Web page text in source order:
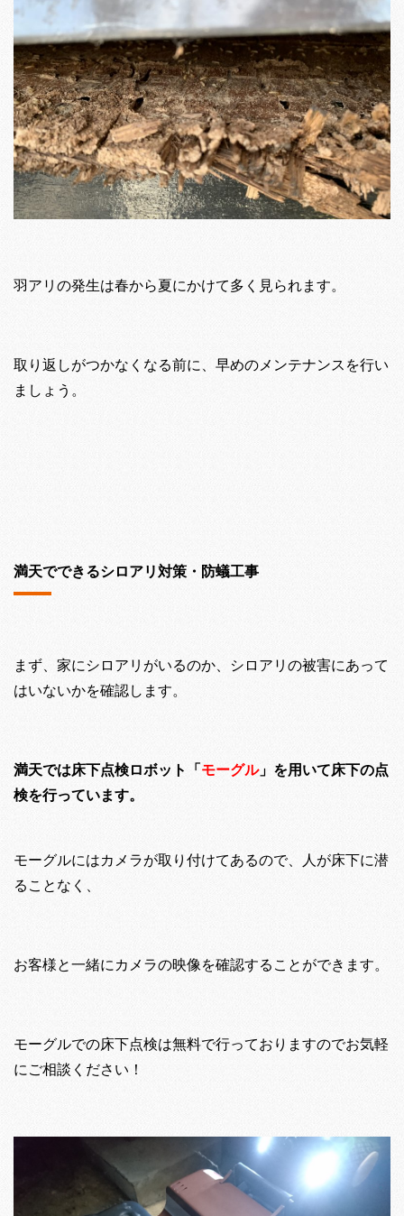
羽アリの発生は春から夏にかけて多く見られます。
取り返しがつかなくなる前に、早めのメンテナンスを行い
ましょう。
満天でできるシロアリ対策・防蟻工事
まず、家にシロアリがいるのか、シロアリの被害にあって
はいないかを確認します。
満天では床下点検ロボット「 モーグル」を用いて床下の点
検を行っています。
モーグルにはカメラが取り付けてあるので、人が床下に潜
ることなく、
お客様と一緒にカメラの映像を確認することができます。
モーグルでの床下点検は無料で行っておりますのでお気軽
にご相談ください！